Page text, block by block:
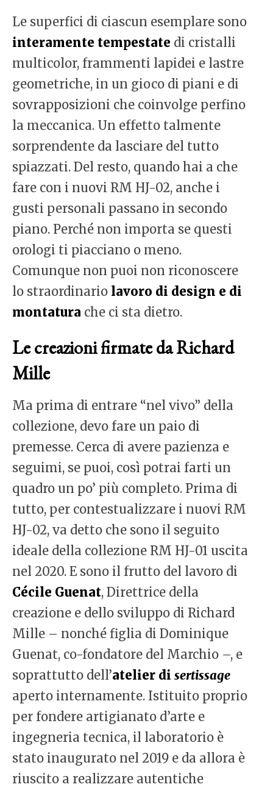
Le superfici di ciascun esemplare sono
interamente tempestate di cristalli
multicolor, frammenti lapidei e lastre
geometriche, in un gioco di piani e di
sovrapposizioni che coinvolge perfino
la meccanica. Un effetto talmente
sorprendente da lasciare del tutto
spiazzati. Del resto, quando hai a che
fare con i nuovi RM HJ-02, anche i
gusti personali passano in secondo
piano. Perché non importa se questi
orologi ti piacciano o meno.
Comunque non puoi non riconoscere
lo straordinario lavoro di design e di
montatura che ci sta dietro.
Le creazioni firmate da Richard
Mille
Ma prima di entrare “nel vivo” della
collezione, devo fare un paio di
premesse. Cerca di avere pazienza e
seguimi, se puoi, così potrai farti un
quadro un po’ più completo. Prima di
tutto, per contestualizzare i nuovi RM
HJ-02, va detto che sono il seguito
ideale della collezione RM HJ-01 uscita
nel 2020. E sono il frutto del lavoro di
Cécile Guenat, Direttrice della
creazione e dello sviluppo di Richard
Mille – nonché figlia di Dominique
Guenat, co-fondatore del Marchio –, e
soprattutto dell’atelier di sertissage
aperto internamente. Istituito proprio
per fondere artigianato d’arte e
ingegneria tecnica, il laboratorio è
stato inaugurato nel 2019 e da allora è
riuscito a realizzare autentiche